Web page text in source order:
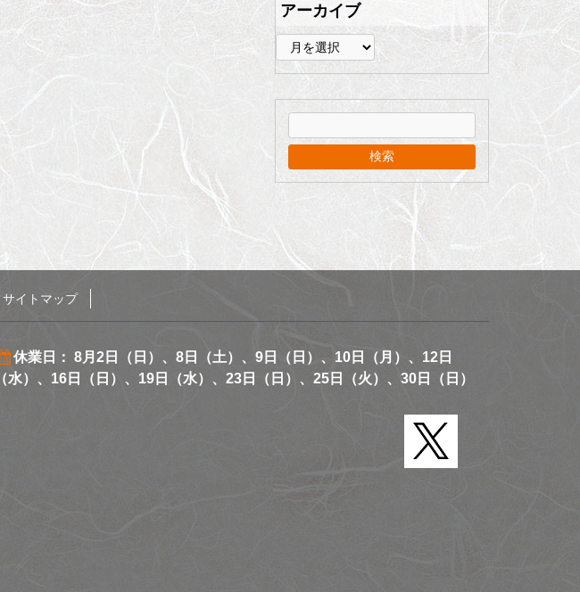
アーカイブ
ア
ー
カ
イ
ブ
サイトマップ
休業日： 8月2日（日）、8日（土）、9日（日）、10日（月）、12日
（水）、16日（日）、19日（水）、23日（日）、25日（火）、30日（日）